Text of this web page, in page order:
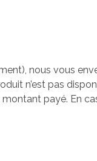
nous vous
n’est pas
payé. En